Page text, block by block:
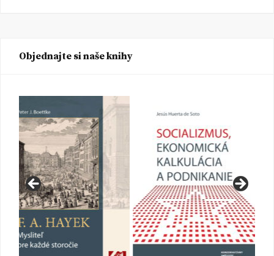
Objednajte si naše knihy